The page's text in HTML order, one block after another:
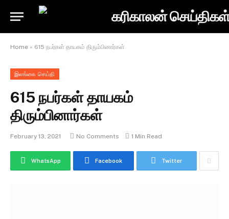
Home » 615 நபர்கள் தாயகம் திரும்பினார்கள்
இலங்கை செய்தி
615 நபர்கள் தாயகம்
திரும்பினார்கள்
February 13, 2021 No Comments 1 Min Read
WhatsApp Facebook Twitter